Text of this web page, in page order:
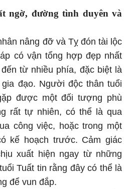
ngờ, đường tình duyên và
nâng đỡ và Tỵ đón tài lộc
có vận tổng hợp đẹp nhất
từ nhiều phía, đặc biệt là
đạo. Người độc thân tuổi
được một đối tượng phù
rất tự nhiên, có thể là qua
công việc, hoặc trong một
kế hoạch trước. Cảm giác
xuất hiện ngay từ những
Tuất tin rằng đây có thể là
để vun đắp.